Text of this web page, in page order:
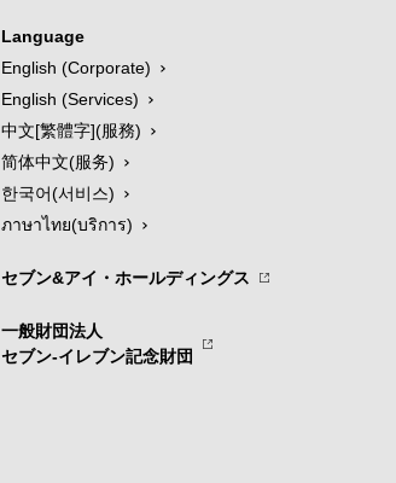
Language
English (Corporate)
English (Services)
中文[繁體字](服務)
简体中文(服务)
한국어(서비스)
ภาษาไทย(บริการ)
セブン&アイ・ホールディングス
一般財団法人
セブン-イレブン記念財団